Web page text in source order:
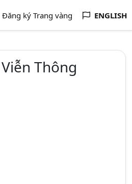
Đăng ký Trang vàng ENGLISH
Thông